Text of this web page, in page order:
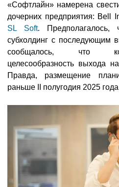
«Софтлайн» намерена
дочерних предприятия: Bell
SL Soft. Предполагалось,
субхолдинг с последующим
сообщалось, что
целесообразность выхода
Правда, размещение
раньше II полугодия 2025